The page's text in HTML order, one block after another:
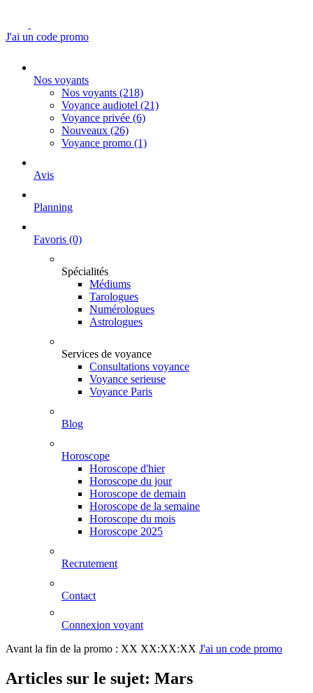
J'ai un code promo
Nos voyants
Nos voyants (218)
Voyance audiotel (21)
Voyance privée (6)
Nouveaux (26)
Voyance promo (1)
Avis
Planning
Favoris (0)
Spécialités
Médiums
Tarologues
Numérologues
Astrologues
Services de voyance
Consultations voyance
Voyance serieuse
Voyance Paris
Blog
Horoscope
Horoscope d'hier
Horoscope du jour
Horoscope de demain
Horoscope de la semaine
Horoscope du mois
Horoscope 2025
Recrutement
Contact
Connexion voyant
Avant la fin de la promo : XX XX:XX:XX J'ai un code promo
Articles sur le sujet: Mars